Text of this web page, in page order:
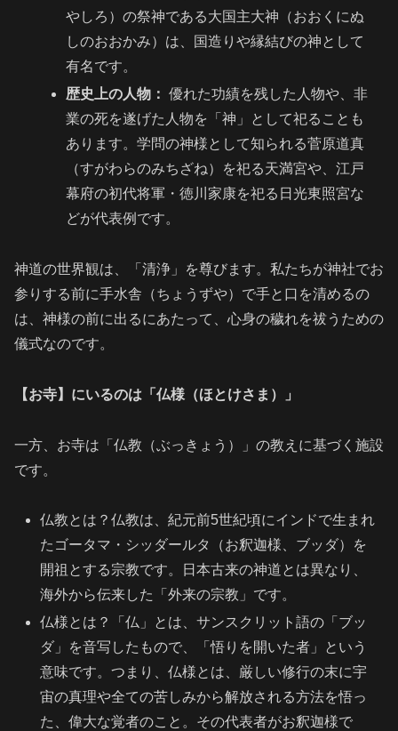
やしろ）の祭神である大国主大神（おおくにぬ
しのおおかみ）は、国造りや縁結びの神として
有名です。
歴史上の人物： 優れた功績を残した人物や、非
業の死を遂げた人物を「神」として祀ることも
あります。学問の神様として知られる菅原道真
（すがわらのみちざね）を祀る天満宮や、江戸
幕府の初代将軍・徳川家康を祀る日光東照宮な
どが代表例です。
神道の世界観は、「清浄」を尊びます。私たちが神社でお
参りする前に手水舎（ちょうずや）で手と口を清めるの
は、神様の前に出るにあたって、心身の穢れを祓うための
儀式なのです。
【お寺】にいるのは「仏様（ほとけさま）」
一方、お寺は「仏教（ぶっきょう）」の教えに基づく施設
です。
仏教とは？仏教は、紀元前5世紀頃にインドで生まれ
たゴータマ・シッダールタ（お釈迦様、ブッダ）を
開祖とする宗教です。日本古来の神道とは異なり、
海外から伝来した「外来の宗教」です。
仏様とは？「仏」とは、サンスクリット語の「ブッ
ダ」を音写したもので、「悟りを開いた者」という
意味です。つまり、仏様とは、厳しい修行の末に宇
宙の真理や全ての苦しみから解放される方法を悟っ
た、偉大な覚者のこと。その代表者がお釈迦様で